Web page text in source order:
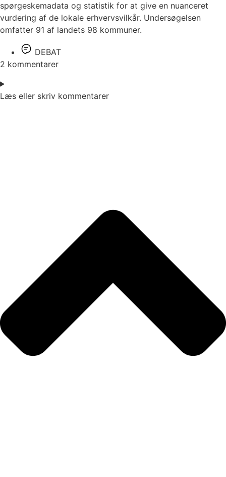
spørgeskemadata og statistik for at give en nuanceret
vurdering af de lokale erhvervsvilkår. Undersøgelsen
omfatter 91 af landets 98 kommuner.
DEBAT
2 kommentarer
Læs eller skriv kommentarer